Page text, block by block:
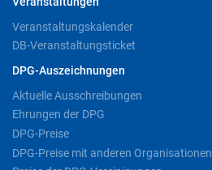
Veranstaltungskalender
DB-Veranstaltungsticket
DPG-Auszeichnungen
Aktuelle Ausschreibungen
Ehrungen der DPG
DPG-Preise
DPG-Preise mit anderen Organisationen